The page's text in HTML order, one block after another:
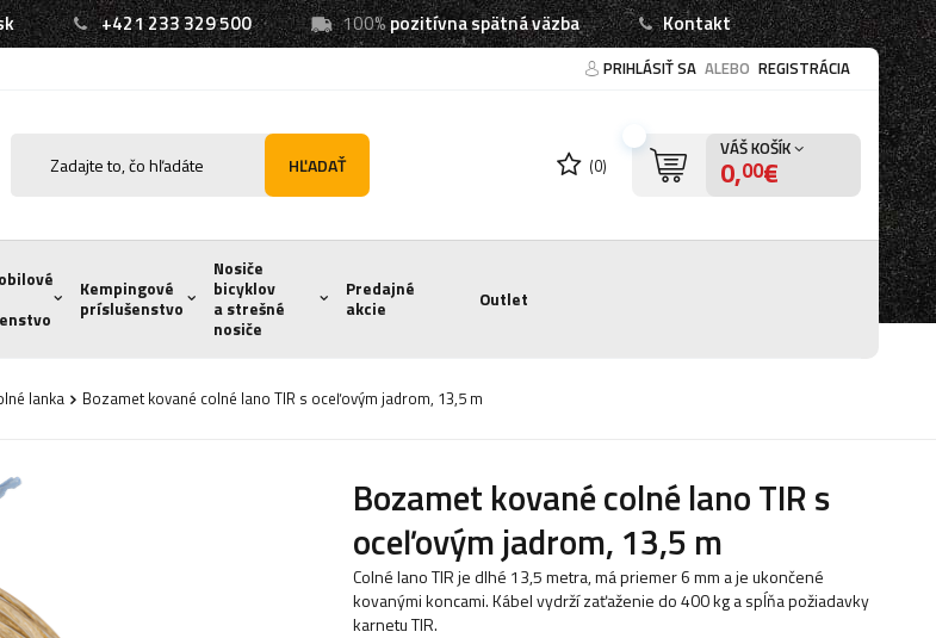
+421 233 329 500 100%pozitívna spätná väzba Kontakt
PRIHLÁSIŤ SA ALEBO REGISTRÁCIA
HĽADAŤ (0)
VÁŠ KOŠÍK
0,00€
Kempingové
príslušenstvo
Nosiče
bicyklov
a strešné
nosiče
Predajné
akcie
Outlet
lanka Bozamet kované colné lano TIR s oceľovým jadrom, 13,5 m
Bozamet kované colné lano TIR s
oceľovým jadrom, 13,5 m
Colné lano TIR je dlhé 13,5 metra, má priemer 6 mm a je ukončené
kovanými koncami. Kábel vydrží zaťaženie do 400 kg a spĺňa požiadavky
karnetu TIR.